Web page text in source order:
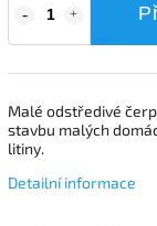
Malé odstředivé
stavbu malých
litiny.
Detailní informace